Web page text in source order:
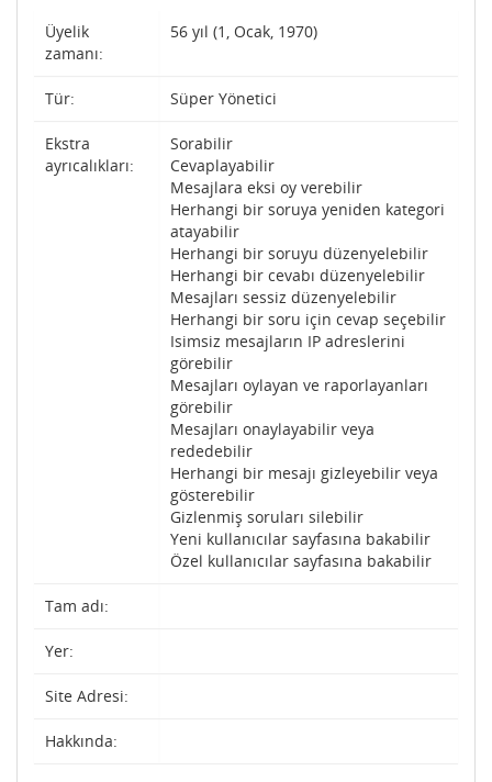
Üyelik
zamanı:
56 yıl (1, Ocak, 1970)
Tür: Süper Yönetici
Ekstra
ayrıcalıkları:
Sorabilir
Cevaplayabilir
Mesajlara eksi oy verebilir
Herhangi bir soruya yeniden kategori
atayabilir
Herhangi bir soruyu düzenyelebilir
Herhangi bir cevabı düzenyelebilir
Mesajları sessiz düzenyelebilir
Herhangi bir soru için cevap seçebilir
Isimsiz mesajların IP adreslerini
görebilir
Mesajları oylayan ve raporlayanları
görebilir
Mesajları onaylayabilir veya
rededebilir
Herhangi bir mesajı gizleyebilir veya
gösterebilir
Gizlenmiş soruları silebilir
Yeni kullanıcılar sayfasına bakabilir
Özel kullanıcılar sayfasına bakabilir
Tam adı:
Yer:
Site Adresi:
Hakkında: